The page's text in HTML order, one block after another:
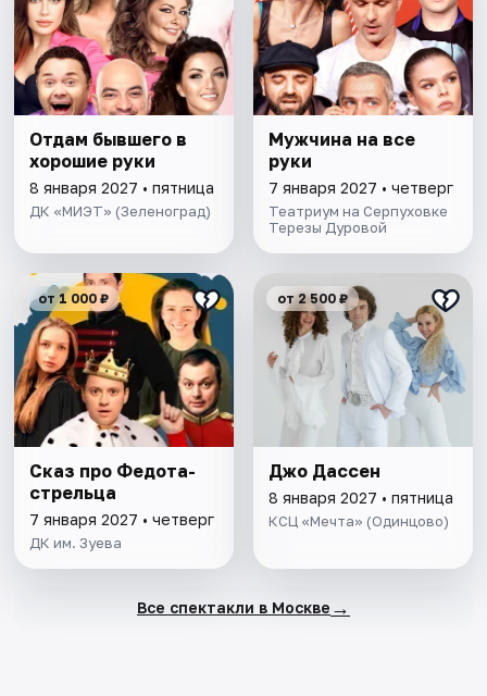
Отдам бывшего в
хорошие руки
8 января 2027 • пятница
ДК «МИЭТ» (Зеленоград)
Мужчина на все
руки
7 января 2027 • четверг
Театриум на Серпуховке
Терезы Дуровой
от 1 000 ₽
Сказ про Федота-
стрельца
7 января 2027 • четверг
ДК им. Зуева
от 2 500 ₽
Джо Дассен
8 января 2027 • пятница
КСЦ «Мечта» (Одинцово)
Все спектакли в Москве →